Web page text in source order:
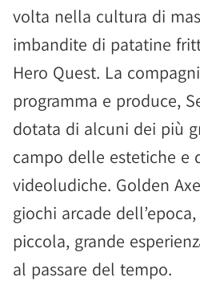
volta nella cultura di
imbandite di patatine
Hero Quest. La
programma e produce,
dotata di alcuni dei più
campo delle estetiche e
videoludiche. Golden
giochi arcade
piccola, grande
al passare del tempo.